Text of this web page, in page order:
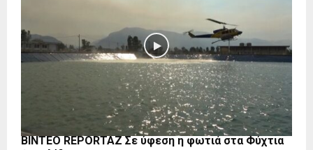
BINTEO REPORTAZ Σε ύφεση η φωτιά στα Φύχτια